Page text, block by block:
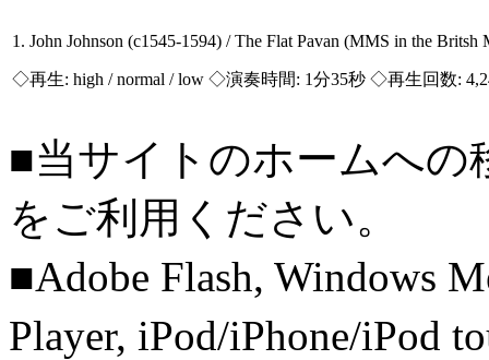
1. John Johnson (c1545-1594) / The Flat Pavan (MMS in the Britsh
◇再生: high / normal / low ◇演奏時間: 1分35秒 ◇再生回数:
■当サイトのホームへの
をご利用ください。
■Adobe Flash, Windows
Player, iPod/iPhone/iPod